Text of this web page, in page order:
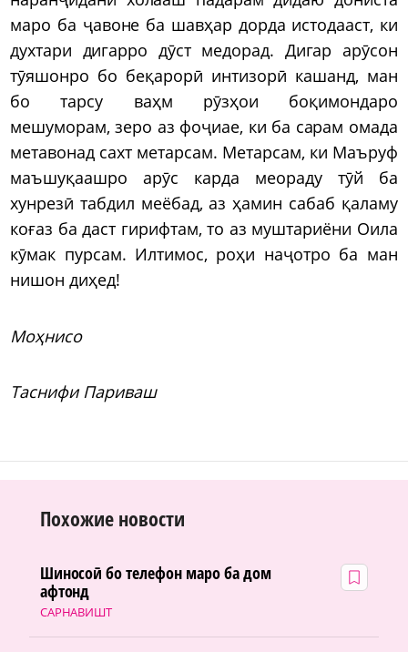
маро ба ҷавоне ба шавҳар дорда истодааст, ки
духтари дигарро дӯст медорад. Дигар арӯсон
тӯяшонро бо беқарорӣ интизорӣ кашанд, ман
бо тарсу ваҳм рӯзҳои боқимондаро
мешуморам, зеро аз фоҷиае, ки ба сарам омада
метавонад сахт метарсам. Метарсам, ки Маъруф
маъшуқаашро арӯс карда меораду тӯй ба
хунрезӣ табдил меёбад, аз ҳамин сабаб қаламу
коғаз ба даст гирифтам, то аз муштариёни Оила
кӯмак пурсам. Илтимос, роҳи наҷотро ба ман
нишон диҳед!
Моҳнисо
Таснифи Париваш
Похожие новости
САРНАВИШТ
Шиносоӣ бо телефон маро ба дом
афтонд